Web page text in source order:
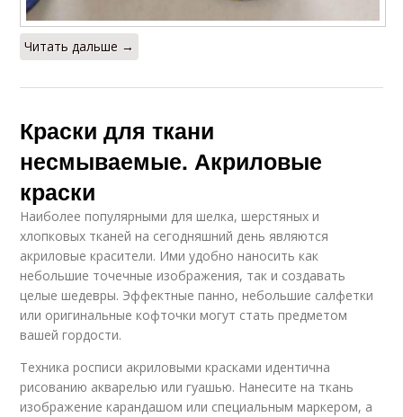
Читать дальше →
Краски для ткани
несмываемые. Акриловые
краски
Наиболее популярными для шелка, шерстяных и
хлопковых тканей на сегодняшний день являются
акриловые красители. Ими удобно наносить как
небольшие точечные изображения, так и создавать
целые шедевры. Эффектные панно, небольшие салфетки
или оригинальные кофточки могут стать предметом
вашей гордости.
Техника росписи акриловыми красками идентична
рисованию акварелью или гуашью. Нанесите на ткань
изображение карандашом или специальным маркером, а